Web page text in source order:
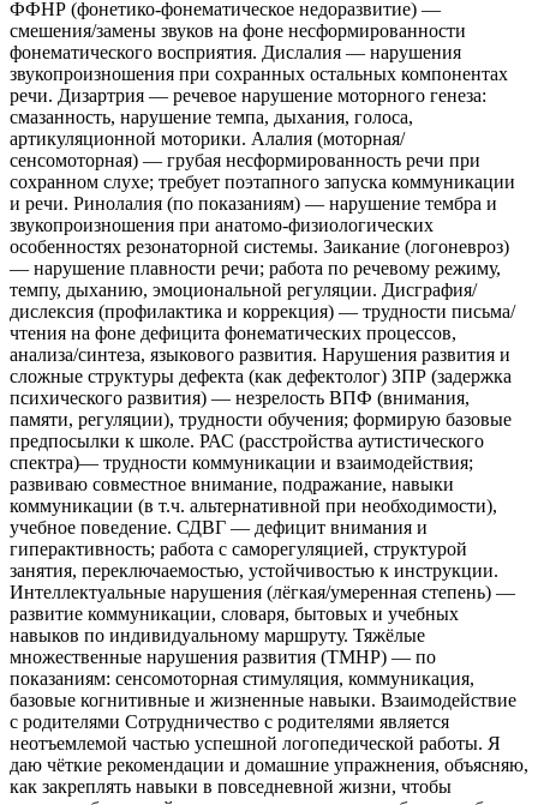
ФФНР (фонетико-фонематическое недоразвитие) —
смешения/замены звуков на фоне несформированности
фонематического восприятия. Дислалия — нарушения
звукопроизношения при сохранных остальных компонентах
речи. Дизартрия — речевое нарушение моторного генеза:
смазанность, нарушение темпа, дыхания, голоса,
артикуляционной моторики. Алалия (моторная/
сенсомоторная) — грубая несформированность речи при
сохранном слухе; требует поэтапного запуска коммуникации
и речи. Ринолалия (по показаниям) — нарушение тембра и
звукопроизношения при анатомо-физиологических
особенностях резонаторной системы. Заикание (логоневроз)
— нарушение плавности речи; работа по речевому режиму,
темпу, дыханию, эмоциональной регуляции. Дисграфия/
дислексия (профилактика и коррекция) — трудности письма/
чтения на фоне дефицита фонематических процессов,
анализа/синтеза, языкового развития. Нарушения развития и
сложные структуры дефекта (как дефектолог) ЗПР (задержка
психического развития) — незрелость ВПФ (внимания,
памяти, регуляции), трудности обучения; формирую базовые
предпосылки к школе. РАС (расстройства аутистического
спектра)— трудности коммуникации и взаимодействия;
развиваю совместное внимание, подражание, навыки
коммуникации (в т.ч. альтернативной при необходимости),
учебное поведение. СДВГ — дефицит внимания и
гиперактивность; работа с саморегуляцией, структурой
занятия, переключаемостью, устойчивостью к инструкции.
Интеллектуальные нарушения (лёгкая/умеренная степень) —
развитие коммуникации, словаря, бытовых и учебных
навыков по индивидуальному маршруту. Тяжёлые
множественные нарушения развития (ТМНР) — по
показаниям: сенсомоторная стимуляция, коммуникация,
базовые когнитивные и жизненные навыки. Взаимодействие
с родителями Сотрудничество с родителями является
неотъемлемой частью успешной логопедической работы. Я
даю чёткие рекомендации и домашние упражнения, объясняю,
как закреплять навыки в повседневной жизни, чтобы